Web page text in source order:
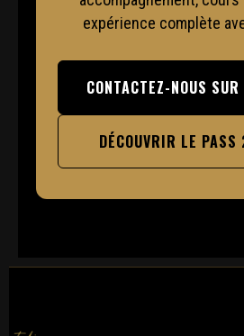
expérience complète
CONTACTEZ-NOUS
DÉCOUVRIR LE PASS